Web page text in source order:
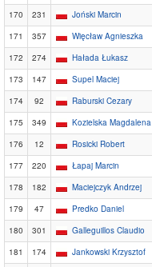
170
231 Joński Marcin
171
357 Więcław Agnieszka
172
274 Hałada Łukasz
173
147 Supel Maciej
174
92 Raburski Cezary
175
349 Kozielska Magdalena
176
12 Rosicki Robert
177
220 Łapaj Marcin
178
182 Maciejczyk Andrzej
179
47 Predko Daniel
180
301 Galleguillos Claudio
181
174 Jankowski Krzysztof